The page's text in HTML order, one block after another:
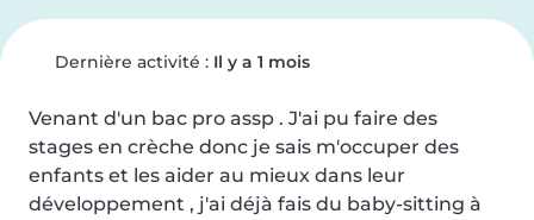
Dernière activité : Il y a 1 mois
Venant d'un bac pro assp . J'ai pu faire des
stages en crèche donc je sais m'occuper des
enfants et les aider au mieux dans leur
développement , j'ai déjà fais du baby-sitting à